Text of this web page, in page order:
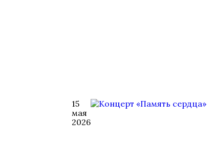
15
мая
2026